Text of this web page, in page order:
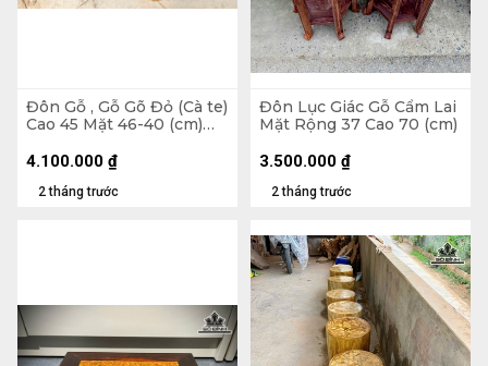
Đôn Gỗ , Gỗ Gõ Đỏ (Cà te)
Cao 45 Mặt 46-40 (cm)
2 tháng trước
4.100.000 ₫
Đôn Lục Giác Gỗ Cẩm Lai
Mặt Rộng 37 Cao 70 (cm)
2 tháng trước
3.500.000 ₫